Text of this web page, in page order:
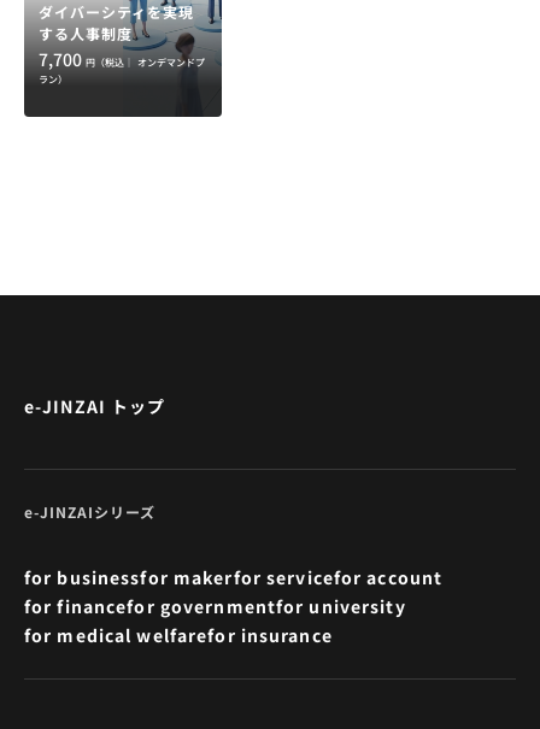
ダイバーシティを実現
する人事制度
7,700円（税込｜
オンデマンドプ
ラン）
e-JINZAI トップ
e-JINZAIシリーズ
for businessfor makerfor servicefor account
for financefor governmentfor university
for medical welfarefor insurance